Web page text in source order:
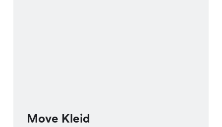
Move Kleid